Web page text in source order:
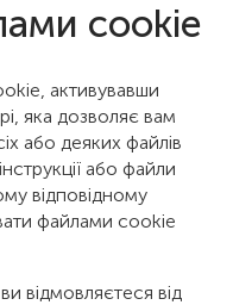
cookie
активувавши
яка дозволяє вам
або деяких файлів
або файли
відповідному
файлами cookie
відмовляєтеся від